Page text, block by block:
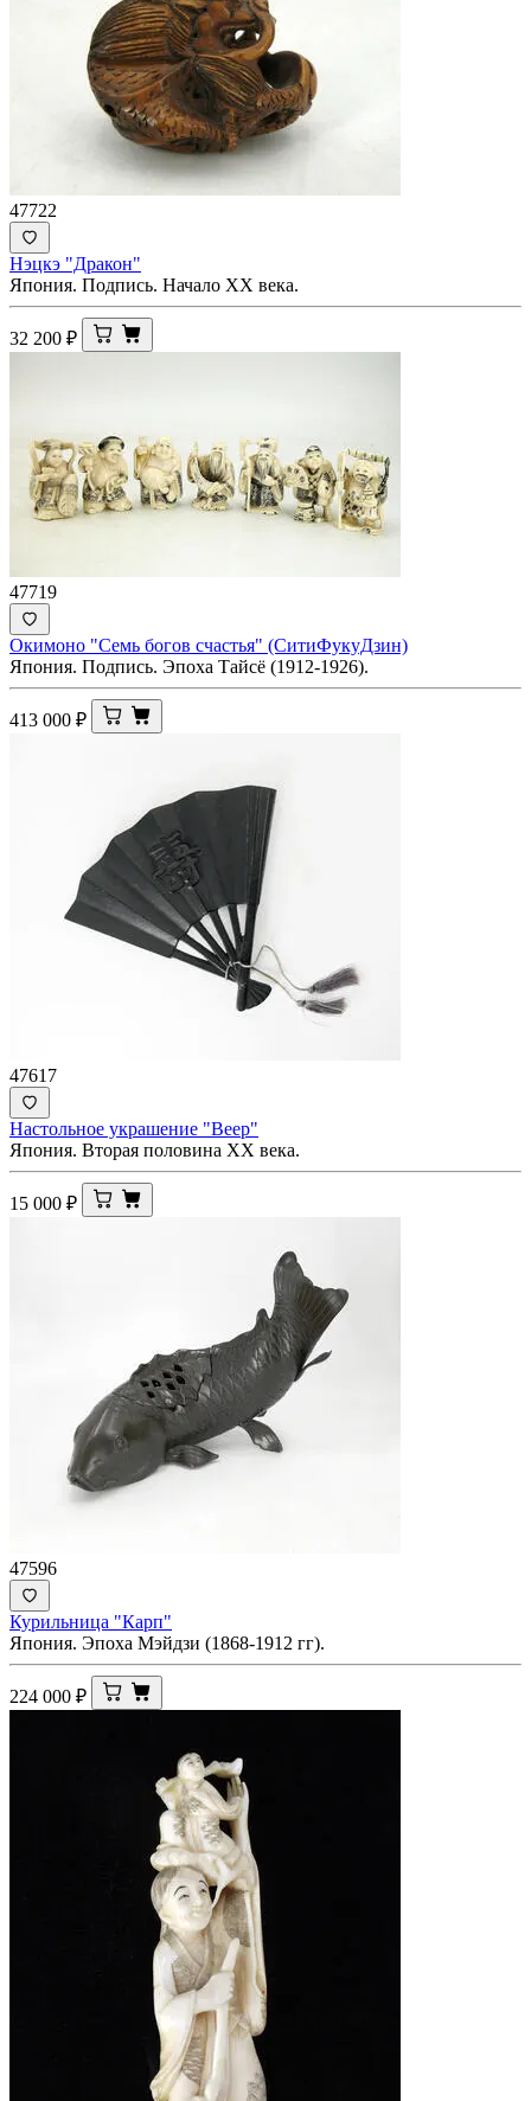
47722
Нэцкэ "Дракон"
Япония. Подпись. Начало XX века.
32 200 ₽
47719
Окимоно "Семь богов счастья" (СитиФукуДзин)
Япония. Подпись. Эпоха Тайсё (1912-1926).
413 000 ₽
47617
Настольное украшение "Веер"
Япония. Вторая половина ХХ века.
15 000 ₽
47596
Курильница "Карп"
Япония. Эпоха Мэйдзи (1868-1912 гг).
224 000 ₽